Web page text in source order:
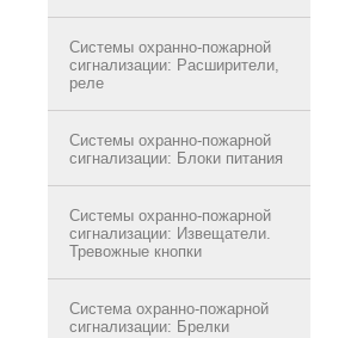
Системы охранно-пожарной
сигнализации: Расширители,
реле
Системы охранно-пожарной
сигнализации: Блоки питания
Системы охранно-пожарной
сигнализации: Извещатели.
Тревожные кнопки
Система охранно-пожарной
сигнализации: Брелки